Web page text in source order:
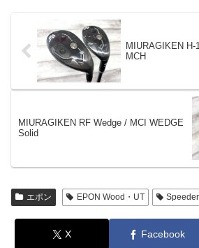
MIURAGIKEN
MCH
MIURAGIKEN RF Wedge / MCI WEDGE
Solid
エポン EPON Wood・UT
X Facebook